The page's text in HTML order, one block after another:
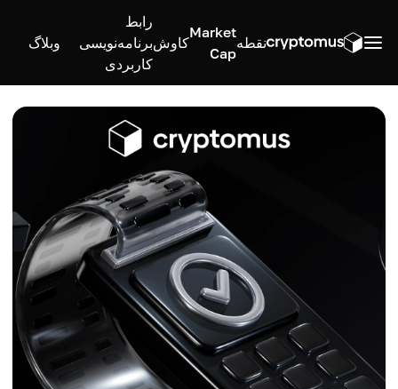
نقطه
Market
Cap
کاوش
رابط
برنامه‌نویسی
کاربردی
وبلاگ